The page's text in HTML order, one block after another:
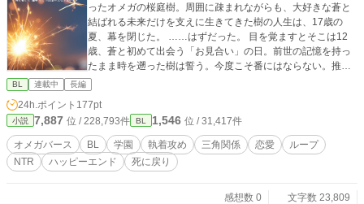
ったオメガの桜庭樹。周囲に疎まれながらも、大好きな蒼と
結ばれる未来だけを支えに生きてきた樹の人生は、17歳の
夏、幕を閉じた。 ……はずだった。 目を覚ますとそこは12
歳、蒼と初めて出会う「お見合い」の日。前世の記憶を持っ
たまま時を遡った樹は誓う。今度こそ番にはならない。推し
は、遠くから見守るだけでいい——それが、俺と蒼くん、両
方が幸せになる唯一の道だから。 だが「好きすぎて無理」と
いう前代未聞のお見合い拒否は、かえって蒼の仄暗い興味を
引いてしまう。おまけに、前世では自分を嫌い抜いていたは
ずの弟・燈までが、なぜか樹から目を離さなくなり——。 タ
イムリミットは、前世で自分が死んだ「17歳の夏」。 それま
で逃げ切れば、蒼は運命の番と結ばれ、俺は死なずに済む。
始めている。 俺を殺したのは、誰だ? "運命"は、書き換えら
BL 連載中 長編
24h.ポイント 177pt
小説 7,887 位 / 228,793件 BL 1,546 位 / 31,417件
オメガバース BL 学園 執着攻め 三角関係 恋愛
ループ
NTR
ハッピーエンド 死に戻り
感想数 0
文字数 23,809